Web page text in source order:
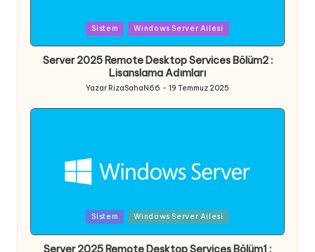
Sistem Windows Server Ailesi
Server 2025 Remote Desktop Services Bölüm2 :
Lisanslama Adımları
Posted
Yazar RizaSahaN66 19 Temmuz 2025
Sistem Windows Server Ailesi
Server 2025 Remote Desktop Services Bölüm1 :